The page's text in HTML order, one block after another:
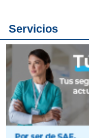
Servicios